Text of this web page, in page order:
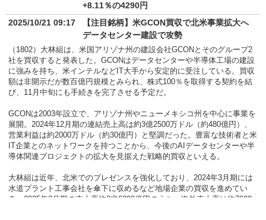
+8.11％の4290円
2025/10/21 09:17
【注目銘柄】米GCON買収で北米事業拡大へ
データセンター建設で攻勢
（1802）大林組は、米国アリゾナ州の建設会社GCONとそのグループ2
社を買収すると発表した。GCONはデータセンターや半導体工場の建設
に強みを持ち、米インテルなどIT大手から安定的に受注している。買収
額は非開示だが数百億円規模とみられ、株式100％を取得する契約を結
び、11月中旬にも手続きを完了させる予定だ。
GCONは2003年設立で、アリゾナ州やニューメキシコ州を中心に事業を
展開。2024年12月期の連結売上高は約3億2500万ドル（約480億円）、
営業利益は約2000万ドル（約30億円）と堅調だった。豊富な技術者と米
IT企業とのネットワークを持つことから、今後のAIデータセンターや半
導体関連プロジェクトの拡大を見据えた戦略的買収といえる。
大林組は近年、北米でのプレゼンスを強化しており、2024年3月期には
水道プラント工事会社を傘下に収めるなど地場企業の買収を進めてい
る。2025年3月期の売上高約2兆6200億円のうち、海外売上高は約7600